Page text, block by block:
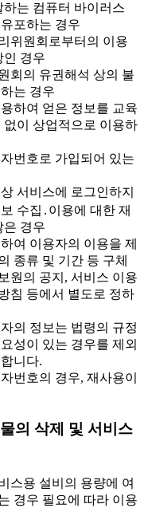
하는 컴퓨터 바이러스
포하는 경우
위원회로부터의 이용
인 경우
회의 유권해석 상의 불
는 경우
하여 얻은 정보를 교육
없이 상업적으로 이용하
번호로 가입되어 있는
서비스에 로그인하지
수집․이용에 대한 재
은 경우
여 이용자의 이용을 제
종류 및 기간 등 구체
원의 공지, 서비스 이용
침 등에서 별도로 정하
의 정보는 법령의 규정
성이 있는 경우를 제외
니다.
번호의 경우, 재사용이
의 삭제 및 서비스
스용 설비의 용량에 여
경우 필요에 따라 이용